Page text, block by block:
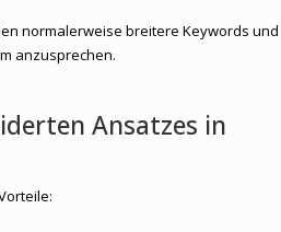
normalerweise breitere Keywords und
anzusprechen.
Ansatzes in